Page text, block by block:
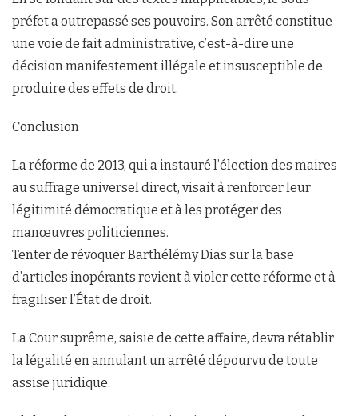
préfet a outrepassé ses pouvoirs. Son arrêté constitue
une voie de fait administrative, c’est-à-dire une
décision manifestement illégale et insusceptible de
produire des effets de droit.
Conclusion
La réforme de 2013, qui a instauré l’élection des maires
au suffrage universel direct, visait à renforcer leur
légitimité démocratique et à les protéger des
manœuvres politiciennes.
Tenter de révoquer Barthélémy Dias sur la base
d’articles inopérants revient à violer cette réforme et à
fragiliser l’État de droit.
La Cour suprême, saisie de cette affaire, devra rétablir
la légalité en annulant un arrêté dépourvu de toute
assise juridique.